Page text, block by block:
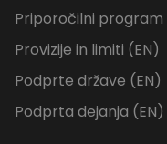
Priporočilni program
Provizije in limiti (EN)
Podprte države (EN)
Podprta dejanja (EN)